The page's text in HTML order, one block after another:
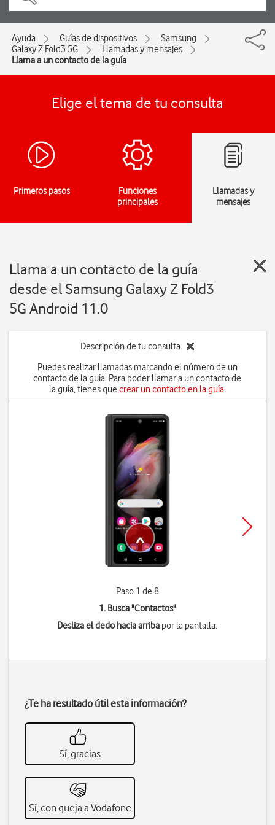
Ayuda Guías de dispositivos
Samsung
Galaxy Z Fold3 5G
Llamadas y mensajes
Llama a un contacto de la guía
Elige el tema de tu consulta
Primeros pasos
Funciones
principales
Llamadas y
mensajes
Llama a un contacto de la guía
desde el Samsung Galaxy Z Fold3
5G Android 11.0
Descripción de tu consulta
Puedes realizar llamadas marcando el número de un
contacto de la guía. Para poder llamar a un contacto de
la guía, tienes que crear un contacto en la guía.
Paso 1 de 8
1. Busca "Contactos"
Desliza el dedo hacia arriba por la pantalla.
¿Te ha resultado útil esta información?
Sí, gracias
Sí, con queja a Vodafone